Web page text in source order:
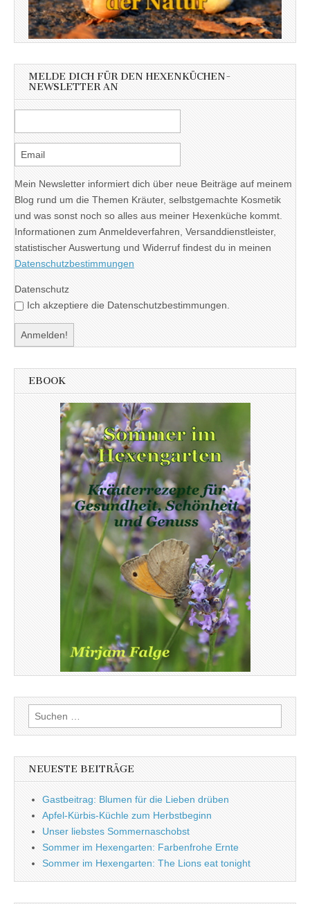
MELDE DICH FÜR DEN HEXENKÜCHEN-
NEWSLETTER AN
Mein Newsletter informiert dich über neue Beiträge auf meinem
Blog rund um die Themen Kräuter, selbstgemachte Kosmetik
und was sonst noch so alles aus meiner Hexenküche kommt.
Informationen zum Anmeldeverfahren, Versanddienstleister,
statistischer Auswertung und Widerruf findest du in meinen
Datenschutzbestimmungen
Datenschutz
Ich akzeptiere die Datenschutzbestimmungen.
EBOOK
Suchen
nach:
NEUESTE BEITRÄGE
Gastbeitrag: Blumen für die Lieben drüben
Apfel-Kürbis-Küchle zum Herbstbeginn
Unser liebstes Sommernaschobst
Sommer im Hexengarten: Farbenfrohe Ernte
Sommer im Hexengarten: The Lions eat tonight